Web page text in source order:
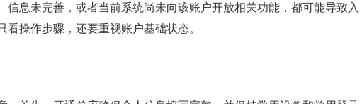
息未完善，或者当前系统尚未向该账户开放相关功能，都可能导致入
看操作步骤，还要重视账户基础状态。